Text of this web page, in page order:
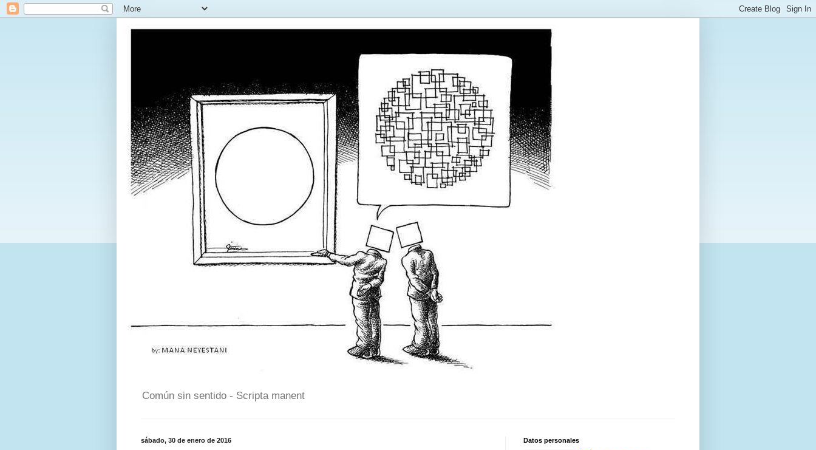
Común sin sentido - Scripta manent
sábado, 30 de enero de 2016 Datos personales